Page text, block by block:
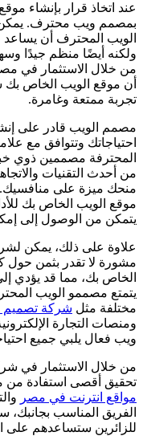
عند اتخاذ قرار بإنشاء
بمصمم ويب محترف.
الويب المحترف أن
ولكنه أيضًا منظم جيدًا
من خلال الاستثمار في
أن موقع الويب الخاص بك
تجربة ممتعة وغامرة.
مصمم الويب قادر على
احتياجاتك وتتوافق مع
المحترفة مصممين ذوي
من أحدث التقنيات
منحك ميزة على منافسيك.
يتمكن من الوصول إلى
علاوة على ذلك، يمكن
مشورة لا تقدر بثمن حول
الخاص بك، مما قد يؤدي
يتمتع مصممو الويب
مختلفة مثل شركة تصميم
ومنصات التجارة
ويب فعال يلبي جميع
من خلال الاستثمار في
تحقيق أقصى استفادة من
مواقع انترنت في مصر
الفريق المناسب بجانبك،
للزائرين ستساعدهم على